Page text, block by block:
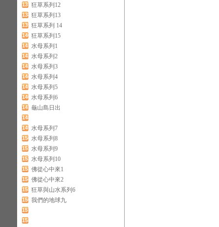
137 狂草系列12
138 狂草系列13
139 狂草系列 14
140 狂草系列15
141 水母系列1
142 水母系列2
143 水母系列3
144 水母系列4
145 水母系列5
146 水母系列6
147 龜山島日出
148
149 水母系列7
150 水母系列8
151 水母系列9
152 水母系列10
153 佛從心中來1
154 佛從心中來2
155 狂草與山水系列6
156 我們的地球九
157
158